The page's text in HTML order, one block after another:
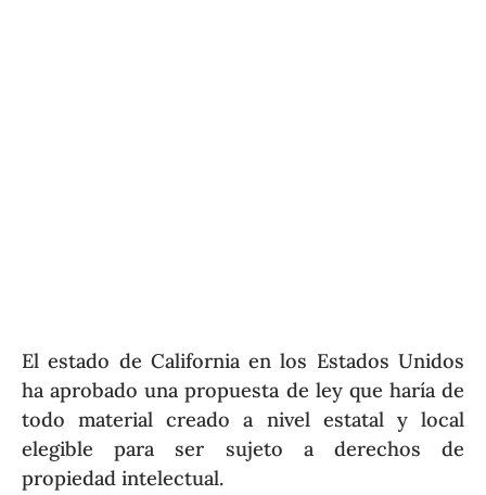
El estado de California en los Estados Unidos
ha aprobado una propuesta de ley que haría de
todo material creado a nivel estatal y local
elegible para ser sujeto a derechos de
propiedad intelectual.